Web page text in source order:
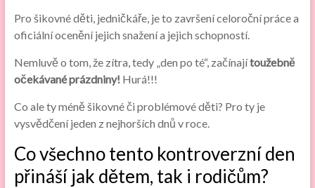
Pro šikovné děti, jedničkáře, je to završení celoroční práce a
oficiální ocenění jejich snažení a jejich schopností.
Nemluvě o tom, že zítra, tedy „den po té“, začínajítoužebně
očekávané prázdniny!Hurá!!!
Co ale ty méně šikovné či problémové děti? Pro ty je
vysvědčení jeden z nejhorších dnů v roce.
Co všechno tento kontroverzní den
přináší jak dětem, tak i rodičům?